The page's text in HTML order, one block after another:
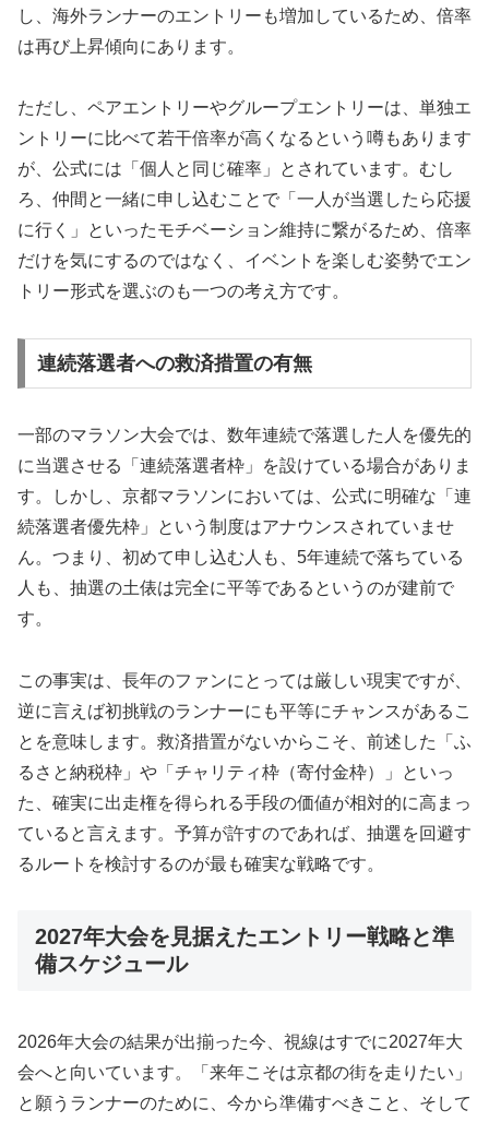
し、海外ランナーのエントリーも増加しているため、倍率
は再び上昇傾向にあります。
ただし、ペアエントリーやグループエントリーは、単独エ
ントリーに比べて若干倍率が高くなるという噂もあります
が、公式には「個人と同じ確率」とされています。むし
ろ、仲間と一緒に申し込むことで「一人が当選したら応援
に行く」といったモチベーション維持に繋がるため、倍率
だけを気にするのではなく、イベントを楽しむ姿勢でエン
トリー形式を選ぶのも一つの考え方です。
連続落選者への救済措置の有無
一部のマラソン大会では、数年連続で落選した人を優先的
に当選させる「連続落選者枠」を設けている場合がありま
す。しかし、京都マラソンにおいては、公式に明確な「連
続落選者優先枠」という制度はアナウンスされていませ
ん。つまり、初めて申し込む人も、5年連続で落ちている
人も、抽選の土俵は完全に平等であるというのが建前で
す。
この事実は、長年のファンにとっては厳しい現実ですが、
逆に言えば初挑戦のランナーにも平等にチャンスがあるこ
とを意味します。救済措置がないからこそ、前述した「ふ
るさと納税枠」や「チャリティ枠（寄付金枠）」といっ
た、確実に出走権を得られる手段の価値が相対的に高まっ
ていると言えます。予算が許すのであれば、抽選を回避す
るルートを検討するのが最も確実な戦略です。
2027年大会を見据えたエントリー戦略と準
備スケジュール
2026年大会の結果が出揃った今、視線はすでに2027年大
会へと向いています。「来年こそは京都の街を走りたい」
と願うランナーのために、今から準備すべきこと、そして